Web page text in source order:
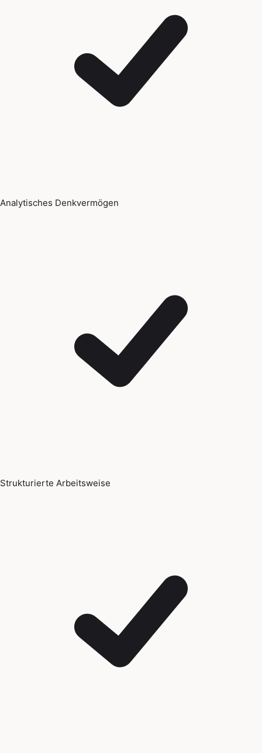
Analytisches Denkvermögen
Strukturierte Arbeitsweise